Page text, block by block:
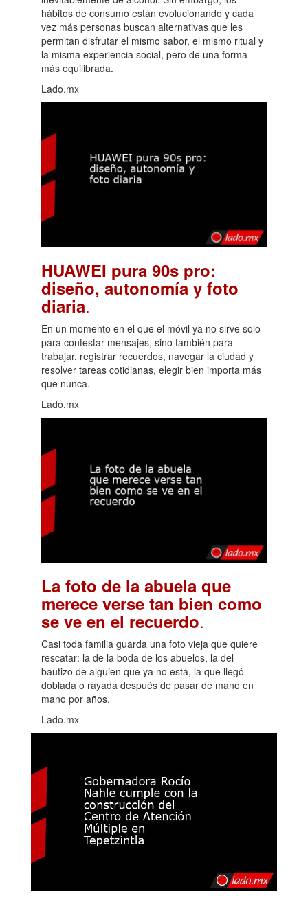
hábitos de consumo están evolucionando y cada
vez más personas buscan alternativas que les
permitan disfrutar el mismo sabor, el mismo ritual y
la misma experiencia social, pero de una forma
más equilibrada.
Lado.mx
HUAWEI pura 90s pro:
diseño, autonomía y foto
diaria.
En un momento en el que el móvil ya no sirve solo
para contestar mensajes, sino también para
trabajar, registrar recuerdos, navegar la ciudad y
resolver tareas cotidianas, elegir bien importa más
que nunca.
Lado.mx
La foto de la abuela que
merece verse tan bien como
se ve en el recuerdo.
Casi toda familia guarda una foto vieja que quiere
rescatar: la de la boda de los abuelos, la del
bautizo de alguien que ya no está, la que llegó
doblada o rayada después de pasar de mano en
mano por años.
Lado.mx